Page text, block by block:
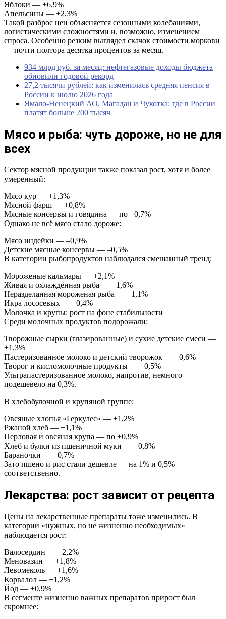
Яблоки — +6,9%
Апельсины — +2,3%
Такой разброс цен объясняется сезонными колебаниями,
логистическими сложностями и, возможно, изменением
спроса. Особенно резким выглядел скачок стоимости моркови
— почти полтора десятка процентов за месяц.
934 млрд руб. за месяц: нефтегазовые доходы бюджета
обновили годовой рекорд
27,2 тысячи рублей: как изменилась средняя пенсия в
России к июлю 2026 года
Ямало-Ненецкий АО, Магадан и Чукотка: где в России
платят больше 200 тысяч
Мясо и рыба: чуть дороже, но не для
всех
Сектор мясной продукции также показал рост, хотя и более
умеренный:
Мясо кур — +1,3%
Мясной фарш — +0,8%
Мясные консервы и говядина — по +0,7%
Однако не всё мясо стало дороже:
Мясо индейки — –0,9%
Детские мясные консервы — –0,5%
В категории рыбопродуктов наблюдался смешанный тренд:
Мороженые кальмары — +2,1%
Живая и охлаждённая рыба — +1,6%
Неразделанная мороженая рыба — +1,1%
Икра лососевых — –0,4%
Молочка и крупы: рост на фоне стабильности
Среди молочных продуктов подорожали:
Творожные сырки (глазированные) и сухие детские смеси —
+1,3%
Пастеризованное молоко и детский творожок — +0,6%
Творог и кисломолочные продукты — +0,5%
Ультрапастеризованное молоко, напротив, немного
подешевело на 0,3%.
В хлебобулочной и крупяной группе:
Овсяные хлопья «Геркулес» — +1,2%
Ржаной хлеб — +1,1%
Перловая и овсяная крупа — по +0,9%
Хлеб и булки из пшеничной муки — +0,8%
Бараночки — +0,7%
Зато пшено и рис стали дешевле — на 1% и 0,5%
соответственно.
Лекарства: рост зависит от рецепта
Цены на лекарственные препараты тоже изменились. В
категории «нужных, но не жизненно необходимых»
наблюдается рост:
Валосердин — +2,2%
Меновазин — +1,8%
Левомеколь — +1,6%
Корвалол — +1,2%
Йод — +0,9%
В сегменте жизненно важных препаратов прирост был
скромнее: